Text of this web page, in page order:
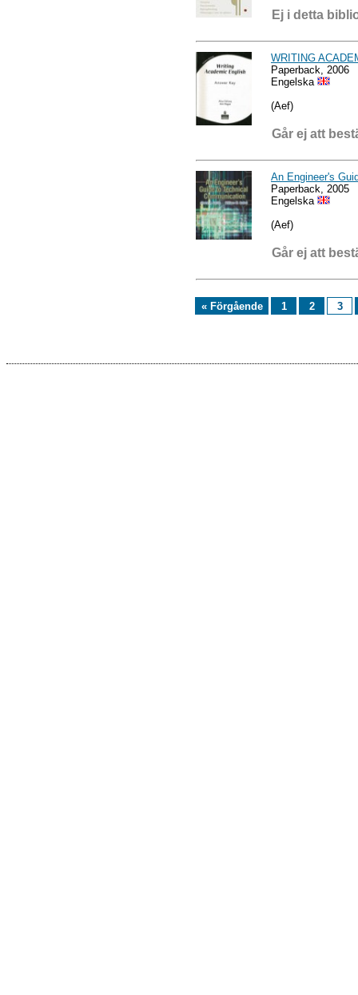
Ej i detta
WRITING
Paperback, 2006
Engelska
(Aef)
Går ej att
An Engineer's
Paperback, 2005
Engelska
(Aef)
Går ej att
« Förgående 1 2 3